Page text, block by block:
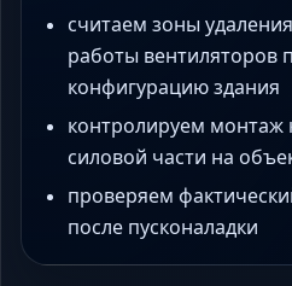
считаем зоны
работы вентиляторов
конфигурацию здания
контролируем монтаж
силовой части на
проверяем
после пусконаладки